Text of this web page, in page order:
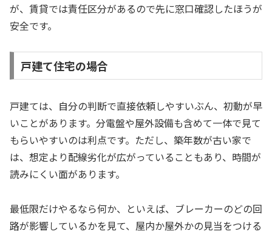
が、賃貸では責任区分があるので先に窓口確認したほうが
安全です。
戸建て住宅の場合
戸建ては、自分の判断で直接依頼しやすいぶん、初動が早
いことがあります。分電盤や屋外設備も含めて一体で見て
もらいやすいのは利点です。ただし、築年数が古い家で
は、想定より配線劣化が広がっていることもあり、時間が
読みにくい面があります。
最低限だけやるなら何か、といえば、ブレーカーのどの回
路が影響しているかを見て、屋内か屋外かの見当をつける